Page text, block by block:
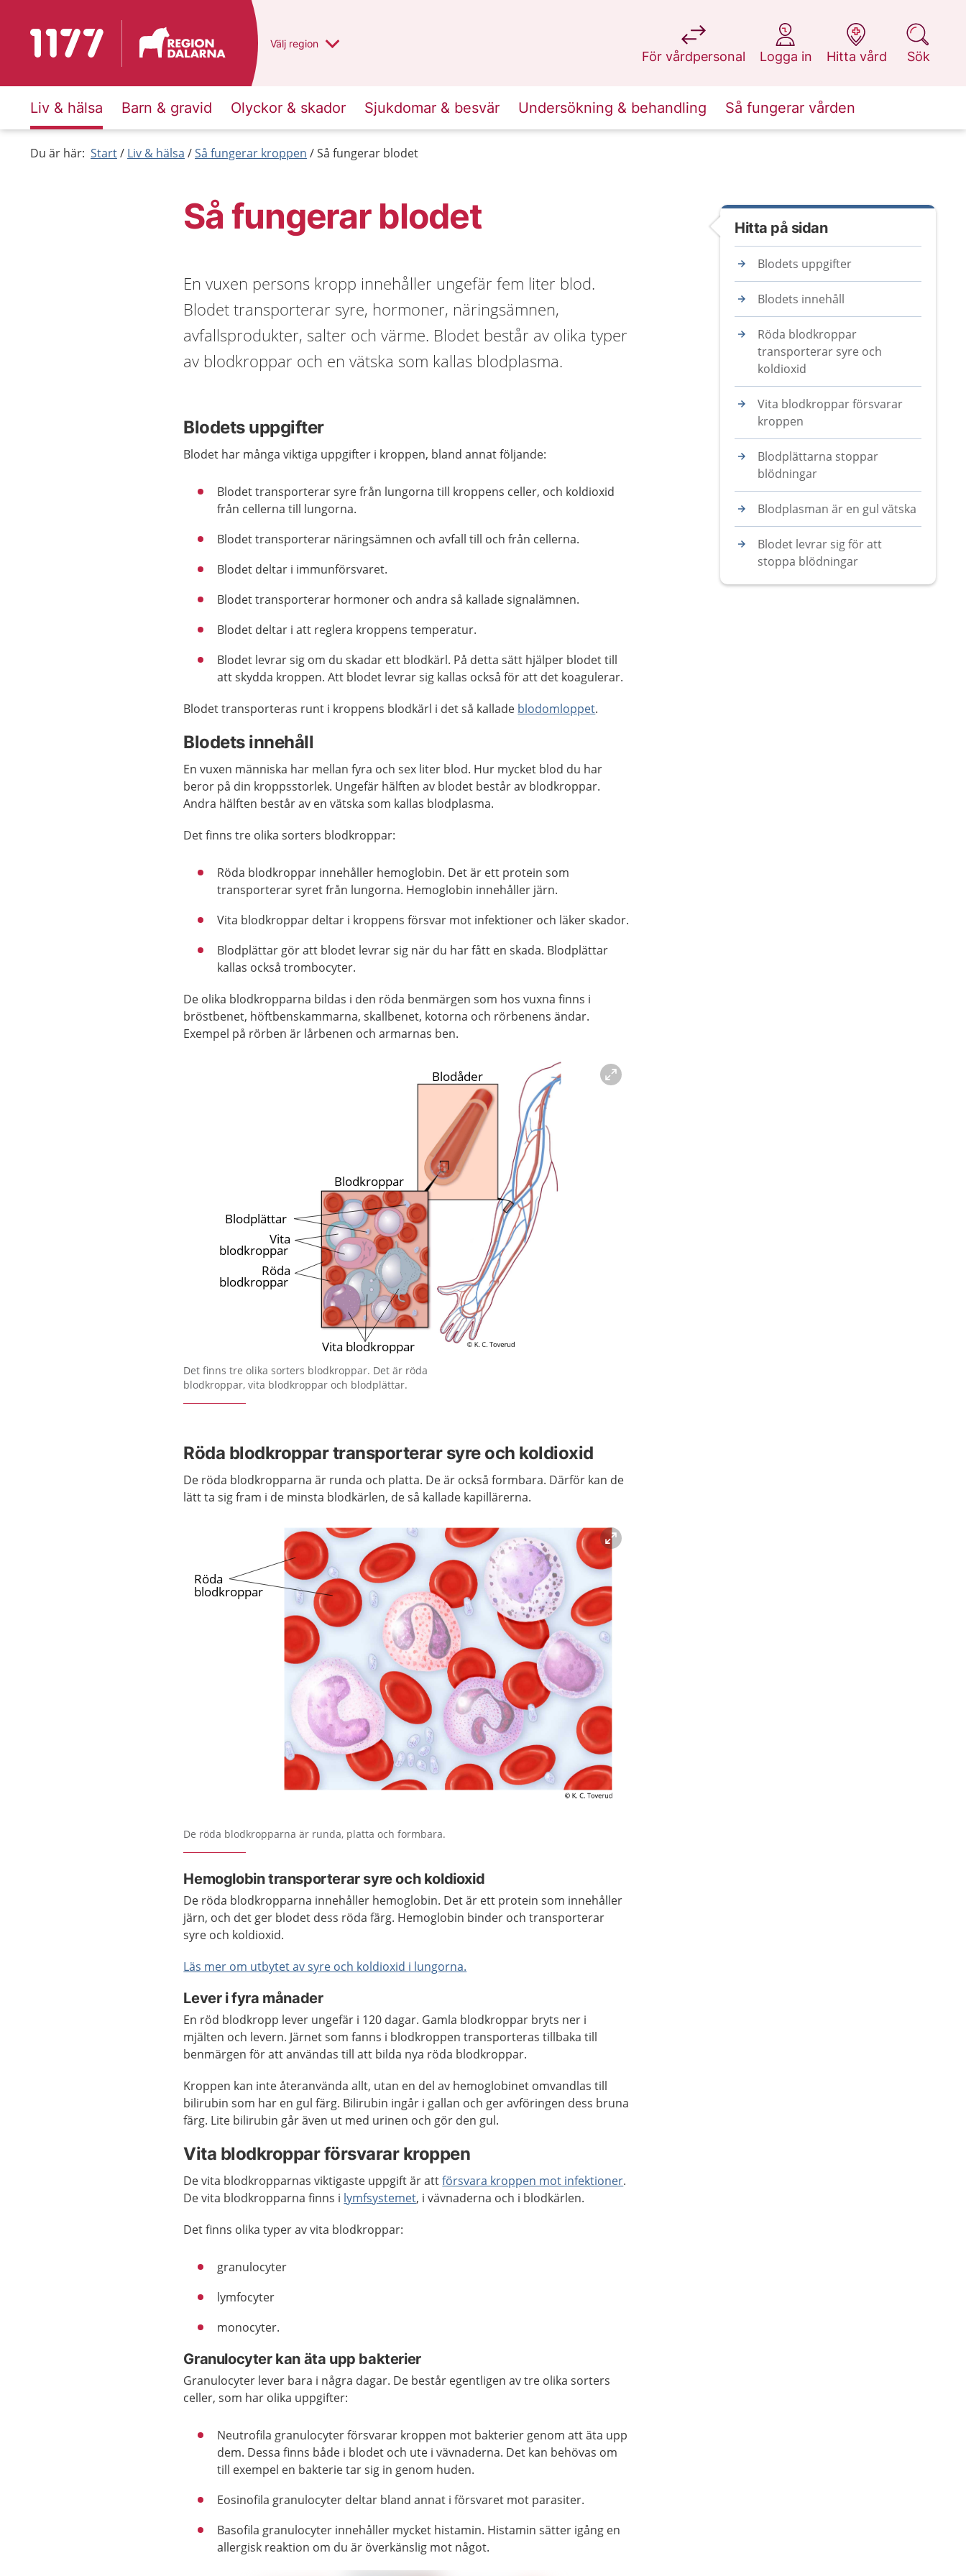
Till startsidan för 1177 Du har valt region
Välj en annan
region
För vårdpersonal
på 1177.se
Logga in
på 1177.se
Hitta vård
på 1177.se
Sök
på 1177.se
Liv & hälsa Barn & gravid Olyckor & skador Sjukdomar & besvär Undersökning & behandling Så fungerar vården
Du är här: Start Liv & hälsa Så fungerar kroppen Så fungerar blodet
Så fungerar blodet
En vuxen persons kropp innehåller ungefär fem liter blod.
Blodet transporterar syre, hormoner, näringsämnen,
avfallsprodukter, salter och värme. Blodet består av olika typer
av blodkroppar och en vätska som kallas blodplasma.
Blodets uppgifter
Blodet har många viktiga uppgifter i kroppen, bland annat följande:
Blodet transporterar syre från lungorna till kroppens celler, och koldioxid
från cellerna till lungorna.
Blodet transporterar näringsämnen och avfall till och från cellerna.
Blodet deltar i immunförsvaret.
Blodet transporterar hormoner och andra så kallade signalämnen.
Blodet deltar i att reglera kroppens temperatur.
Blodet levrar sig om du skadar ett blodkärl. På detta sätt hjälper blodet till
att skydda kroppen. Att blodet levrar sig kallas också för att det koagulerar.
Blodet transporteras runt i kroppens blodkärl i det så kallade blodomloppet.
Blodets innehåll
En vuxen människa har mellan fyra och sex liter blod. Hur mycket blod du har
beror på din kroppsstorlek. Ungefär hälften av blodet består av blodkroppar.
Andra hälften består av en vätska som kallas blodplasma.
Det finns tre olika sorters blodkroppar:
Röda blodkroppar innehåller hemoglobin. Det är ett protein som
transporterar syret från lungorna. Hemoglobin innehåller järn.
Vita blodkroppar deltar i kroppens försvar mot infektioner och läker skador.
Blodplättar gör att blodet levrar sig när du har fått en skada. Blodplättar
kallas också trombocyter.
De olika blodkropparna bildas i den röda benmärgen som hos vuxna finns i
bröstbenet, höftbenskammarna, skallbenet, kotorna och rörbenens ändar.
Exempel på rörben är lårbenen och armarnas ben.
Förstora bilden
Det finns tre olika sorters blodkroppar. Det är röda
blodkroppar, vita blodkroppar och blodplättar.
Röda blodkroppar transporterar syre och koldioxid
De röda blodkropparna är runda och platta. De är också formbara. Därför kan de
lätt ta sig fram i de minsta blodkärlen, de så kallade kapillärerna.
Förstora bilden
De röda blodkropparna är runda, platta och formbara.
Hemoglobin transporterar syre och koldioxid
De röda blodkropparna innehåller hemoglobin. Det är ett protein som innehåller
järn, och det ger blodet dess röda färg. Hemoglobin binder och transporterar
syre och koldioxid.
Läs mer om utbytet av syre och koldioxid i lungorna.
Lever i fyra månader
En röd blodkropp lever ungefär i 120 dagar. Gamla blodkroppar bryts ner i
mjälten och levern. Järnet som fanns i blodkroppen transporteras tillbaka till
benmärgen för att användas till att bilda nya röda blodkroppar.
Kroppen kan inte återanvända allt, utan en del av hemoglobinet omvandlas till
bilirubin som har en gul färg. Bilirubin ingår i gallan och ger avföringen dess bruna
färg. Lite bilirubin går även ut med urinen och gör den gul.
Vita blodkroppar försvarar kroppen
De vita blodkropparnas viktigaste uppgift är attförsvara kroppen mot infektioner.
De vita blodkropparna finns i lymfsystemet, i vävnaderna och i blodkärlen.
Det finns olika typer av vita blodkroppar:
granulocyter
lymfocyter
monocyter.
Granulocyter kan äta upp bakterier
Granulocyter lever bara i några dagar. De består egentligen av tre olika sorters
celler, som har olika uppgifter:
Neutrofila granulocyter försvarar kroppen mot bakterier genom att äta upp
dem. Dessa finns både i blodet och ute i vävnaderna. Det kan behövas om
till exempel en bakterie tar sig in genom huden.
Eosinofila granulocyter deltar bland annat i försvaret mot parasiter.
Basofila granulocyter innehåller mycket histamin. Histamin sätter igång en
allergisk reaktion om du är överkänslig mot något.
Hitta på sidan
Blodets uppgifter
Blodets innehåll
Röda blodkroppar
transporterar syre och
koldioxid
Vita blodkroppar försvarar
kroppen
Blodplättarna stoppar
blödningar
Blodplasman är en gul vätska
Blodet levrar sig för att
stoppa blödningar